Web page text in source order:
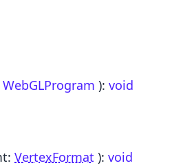
WebGLProgram ): void
VertexFormat ): void